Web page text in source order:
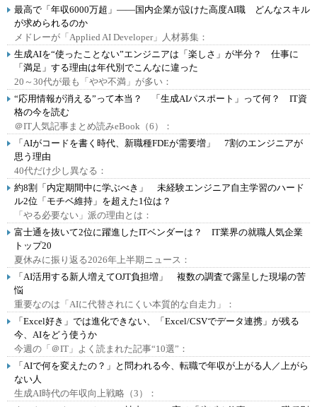
最高で「年収6000万超」――国内企業が設けた高度AI職 どんなスキル
が求められるのか
メドレーが「Applied AI Developer」人材募集：
生成AIを“使ったことない”エンジニアは「楽しさ」が半分？ 仕事に
「満足」する理由は年代別でこんなに違った
20～30代が最も「やや不満」が多い：
“応用情報が消える”って本当？ 「生成AIパスポート」って何？ IT資
格の今を読む
＠IT人気記事まとめ読みeBook（6）：
「AIがコードを書く時代、新職種FDEが需要増」 7割のエンジニアが
思う理由
40代だけ少し異なる：
約8割「内定期間中に学ぶべき」 未経験エンジニア自主学習のハード
ル2位「モチベ維持」を超えた1位は？
「やる必要ない」派の理由とは：
富士通を抜いて2位に躍進したITベンダーは？ IT業界の就職人気企業
トップ20
夏休みに振り返る2026年上半期ニュース：
「AI活用する新人増えてOJT負担増」 複数の調査で露呈した現場の苦
悩
重要なのは「AIに代替されにくい本質的な自走力」：
「Excel好き」では進化できない、「Excel/CSVでデータ連携」が残る
今、AIをどう使うか
今週の「＠IT」よく読まれた記事“10選”：
「AIで何を変えたの？」と問われる今、転職で年収が上がる人／上がら
ない人
生成AI時代の年収向上戦略（3）：